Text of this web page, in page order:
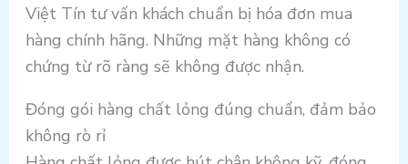
Việt Tín tư vấn khách chuẩn bị hóa đơn mua
hàng chính hãng. Những mặt hàng không có
chứng từ rõ ràng sẽ không được nhận.
Đóng gói hàng chất lỏng đúng chuẩn, đảm bảo
không rò rỉ